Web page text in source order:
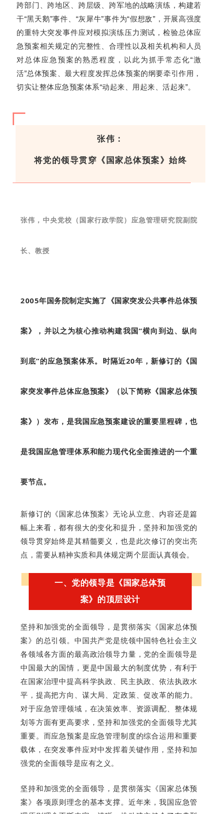
跨部门、跨地区、跨层级、跨军地的战略演练，构建若
干“黑天鹅”事件、“灰犀牛”事件为“假想敌”，开展高强度
的重特大突发事件应对模拟演练压力测试，检验总体应
急预案相关规定的完整性、合理性以及相关机构和人员
对总体应急预案的熟悉程度，以此为抓手常态化“激
活”总体预案、最大程度发挥总体预案的纲要牵引作用，
切实让整体应急预案体系“动起来、用起来、活起来”。
张伟：
将党的领导贯穿《国家总体预案》始终
张伟，中央党校（国家行政学院）应急管理研究院副院
长、教授
2005年国务院制定实施了《国家突发公共事件总体预
案》，并以之为核心推动构建我国“横向到边、纵向
到底”的应急预案体系。 时隔近20年，新修订的《国
家突发事件总体应急预案》（以下简称《国家总体预
案》）发布，是我国应急预案建设的重要里程碑，也
是我国应急管理体系和能力现代化全面推进的一个重
要节点。
新修订的《国家总体预案》无论从立意、内容还是篇
幅上来看，都有很大的变化和提升，坚持和加强党的
领导贯穿始终是其精髓要义，也是此次修订的突出亮
点，需要从精神实质和具体规定两个层面认真领会。
一、党的领导是《国家总体预
案》的顶层设计
坚持和加强党的全面领导，是贯彻落实《国家总体预
案》的总引领。中国共产党是统领中国特色社会主义
各领域各方面的最高政治领导力量，党的全面领导是
中国最大的国情，更是中国最大的制度优势，有利于
在国家治理中提高科学执政、民主执政、依法执政水
平，提高把方向、谋大局、定政策、促改革的能力。
对于应急管理领域，在决策效率、资源调配、整体规
划等方面有更高要求，坚持和加强党的全面领导尤其
重要。而应急预案是应急管理制度的综合运用和重要
载体，在突发事件应对中发挥着关键作用，坚持和加
强党的全面领导是应有之义。
坚持和加强党的全面领导，是贯彻落实《国家总体预
案》各项原则理念的基本支撑。近年来，我国应急管